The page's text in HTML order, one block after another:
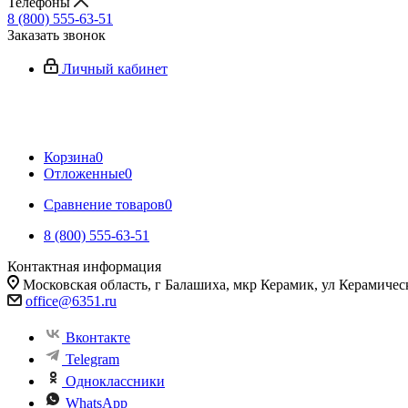
8 (800) 555-63-51
Заказать звонок
Личный кабинет
Корзина0
Отложенные0
Сравнение товаров0
8 (800) 555-63-51
Контактная информация
Московская область, г Балашиха, мкр Керамик, ул
office@6351.ru
Вконтакте
Telegram
Одноклассники
WhatsApp